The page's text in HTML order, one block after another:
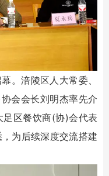
涪陵区人大常委、
会会长刘明杰率先介
区餐饮商(协)会代表
为后续深度交流搭建